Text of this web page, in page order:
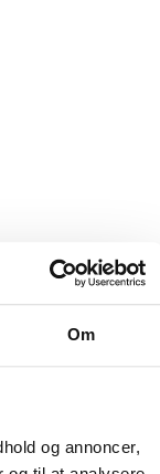
Om
og annoncer,
og har
holder i mange
holde dig varm